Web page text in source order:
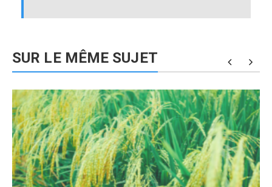
SUR LE MÊME SUJET